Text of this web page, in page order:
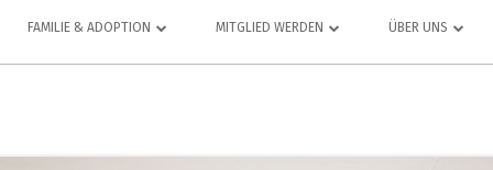
FAMILIE & ADOPTION MITGLIED WERDEN ÜBER UNS